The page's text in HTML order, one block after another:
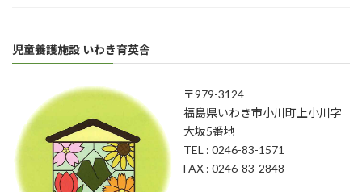
児童養護施設 いわき育英舎
〒979-3124
福島県いわき市小川町上小川字
大坂5番地
TEL : 0246-83-1571
FAX : 0246-83-2848